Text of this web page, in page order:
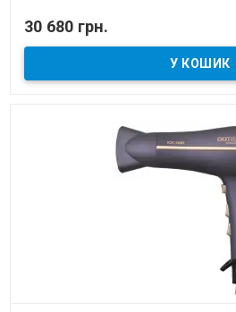
Мультистайлер для кучерявого волосся
30 680 грн.